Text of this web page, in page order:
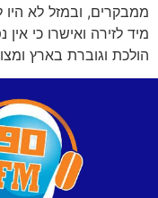
ממבקרים, ובמזל לא היו
מיד לזירה ואישרו כי
הולכת וגוברת בארץ